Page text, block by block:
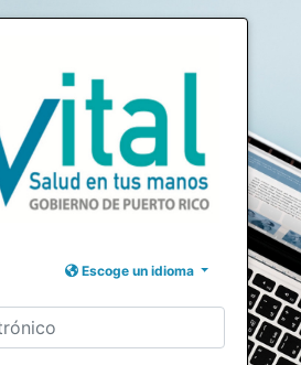
Escoge un idioma